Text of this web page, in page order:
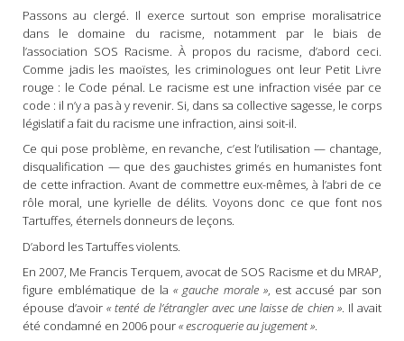
Passons au clergé. Il exerce surtout son emprise moralisatrice
dans le domaine du racisme, notamment par le biais de
l’association SOS Racisme. À propos du racisme, d’abord ceci.
Comme jadis les maoïstes, les criminologues ont leur Petit Livre
rouge : le Code pénal. Le racisme est une infraction visée par ce
code : il n’y a pas à y revenir. Si, dans sa collective sagesse, le corps
législatif a fait du racisme une infraction, ainsi soit-il.
Ce qui pose problème, en revanche, c’est l’utilisation — chantage,
disqualification — que des gauchistes grimés en humanistes font
de cette infraction. Avant de commettre eux-mêmes, à l’abri de ce
rôle moral, une kyrielle de délits. Voyons donc ce que font nos
Tartuffes, éternels donneurs de leçons.
D’abord les Tartuffes violents.
En 2007, Me Francis Terquem, avocat de SOS Racisme et du MRAP,
figure emblématique de la« gauche morale », est accusé par son
épouse d’avoir« tenté de l’étrangler avec une laisse de chien ». Il avait
été condamné en 2006 pour« escroquerie au jugement ».